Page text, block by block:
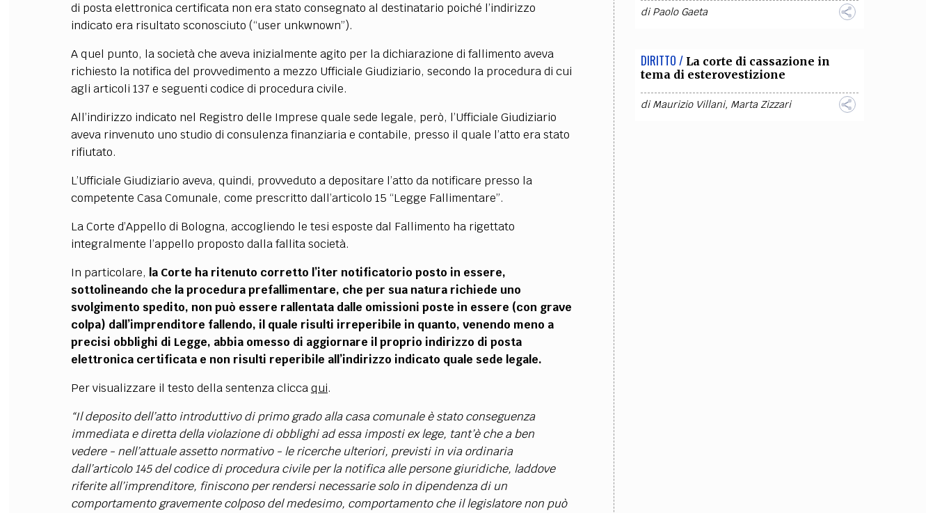
di posta elettronica certificata non era stato consegnato al destinatario poiché l’indirizzo
indicato era risultato sconosciuto (“user unkwnown”).
A quel punto, la società che aveva inizialmente agito per la dichiarazione di fallimento aveva
richiesto la notifica del provvedimento a mezzo Ufficiale Giudiziario, secondo la procedura di cui
agli articoli 137 e seguenti codice di procedura civile.
All’indirizzo indicato nel Registro delle Imprese quale sede legale, però, l’Ufficiale Giudiziario
aveva rinvenuto uno studio di consulenza finanziaria e contabile, presso il quale l’atto era stato
rifiutato.
L’Ufficiale Giudiziario aveva, quindi, provveduto a depositare l’atto da notificare presso la
competente Casa Comunale, come prescritto dall’articolo 15 “Legge Fallimentare”.
La Corte d’Appello di Bologna, accogliendo le tesi esposte dal Fallimento ha rigettato
integralmente l’appello proposto dalla fallita società.
In particolare, la Corte ha ritenuto corretto l’iter notificatorio posto in essere,
sottolineando che la procedura prefallimentare, che per sua natura richiede uno
svolgimento spedito, non può essere rallentata dalle omissioni poste in essere (con grave
colpa) dall’imprenditore fallendo, il quale risulti irreperibile in quanto, venendo meno a
precisi obblighi di Legge, abbia omesso di aggiornare il proprio indirizzo di posta
elettronica certificata e non risulti reperibile all’indirizzo indicato quale sede legale.
Per visualizzare il testo della sentenza cliccaqui.
“Il deposito dell’atto introduttivo di primo grado alla casa comunale è stato conseguenza
immediata e diretta della violazione di obblighi ad essa imposti ex lege, tant’è che a ben
vedere - nell’attuale assetto normativo - le ricerche ulteriori, previsti in via ordinaria
dall’articolo 145 del codice di procedura civile per la notifica alle persone giuridiche, laddove
riferite all’imprenditore, finiscono per rendersi necessarie solo in dipendenza di un
comportamento gravemente colposo del medesimo, comportamento che il legislatore non può
diPaolo Gaeta
DIRITTO / La corte di cassazione in
tema di esterovestizione
diMaurizio Villani, Marta Zizzari